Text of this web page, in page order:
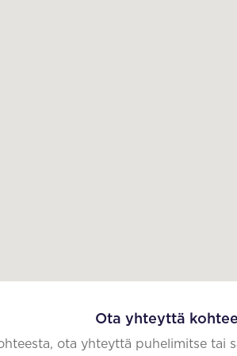
Ota yhteyttä
ota yhteyttä puhelimitse tai